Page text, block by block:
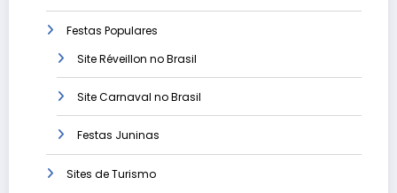
Festas Populares
Site Réveillon no Brasil
Site Carnaval no Brasil
Festas Juninas
Sites de Turismo